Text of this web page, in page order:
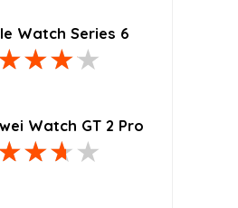
Watch Series 6
Watch GT 2 Pro